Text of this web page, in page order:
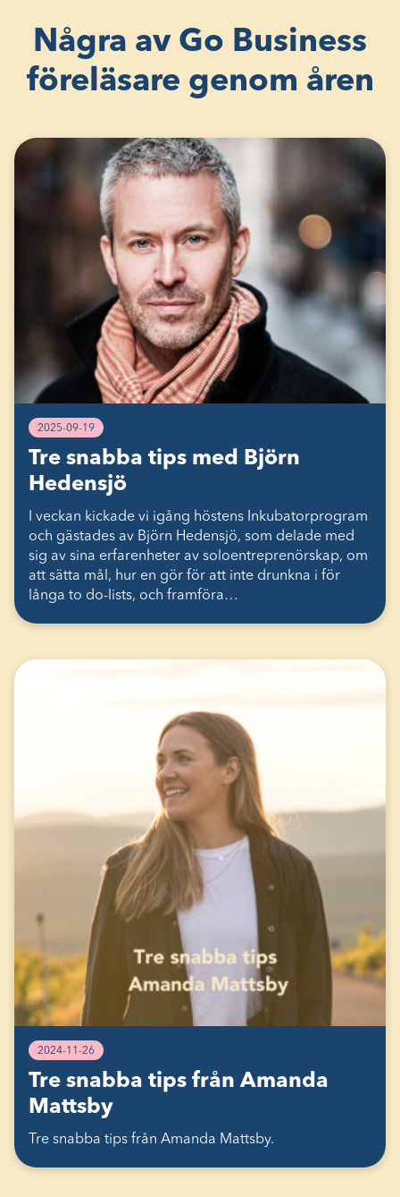
Några av Go Business
föreläsare genom åren
2025-09-19
Tre snabba tips med Björn
Hedensjö
I veckan kickade vi igång höstens Inkubatorprogram
och gästades av Björn Hedensjö, som delade med
sig av sina erfarenheter av soloentreprenörskap, om
att sätta mål, hur en gör för att inte drunkna i för
långa to do-lists, och framföra…
2024-11-26
Tre snabba tips från Amanda
Mattsby
Tre snabba tips från Amanda Mattsby.